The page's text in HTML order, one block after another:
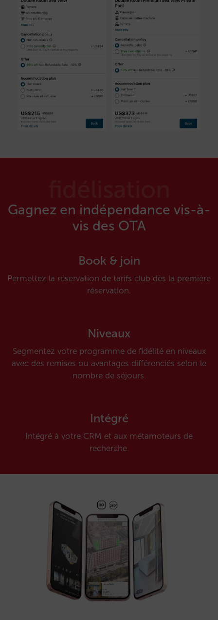
Gagnez en indépendance vis-à-
vis des OTA
Book & join
Permettez la réservation de tarifs club dès la première
réservation.
Niveaux
Segmentez votre programme de fidélité en niveaux
avec des remises ou avantages différenciés selon le
nombre de séjours.
Intégré
Intégré à votre CRM et aux métamoteurs de
recherche.